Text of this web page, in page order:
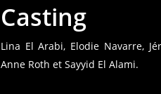
Casting
Lina El Arabi, Elodie Navarre,
Anne Roth et Sayyid El Alami.